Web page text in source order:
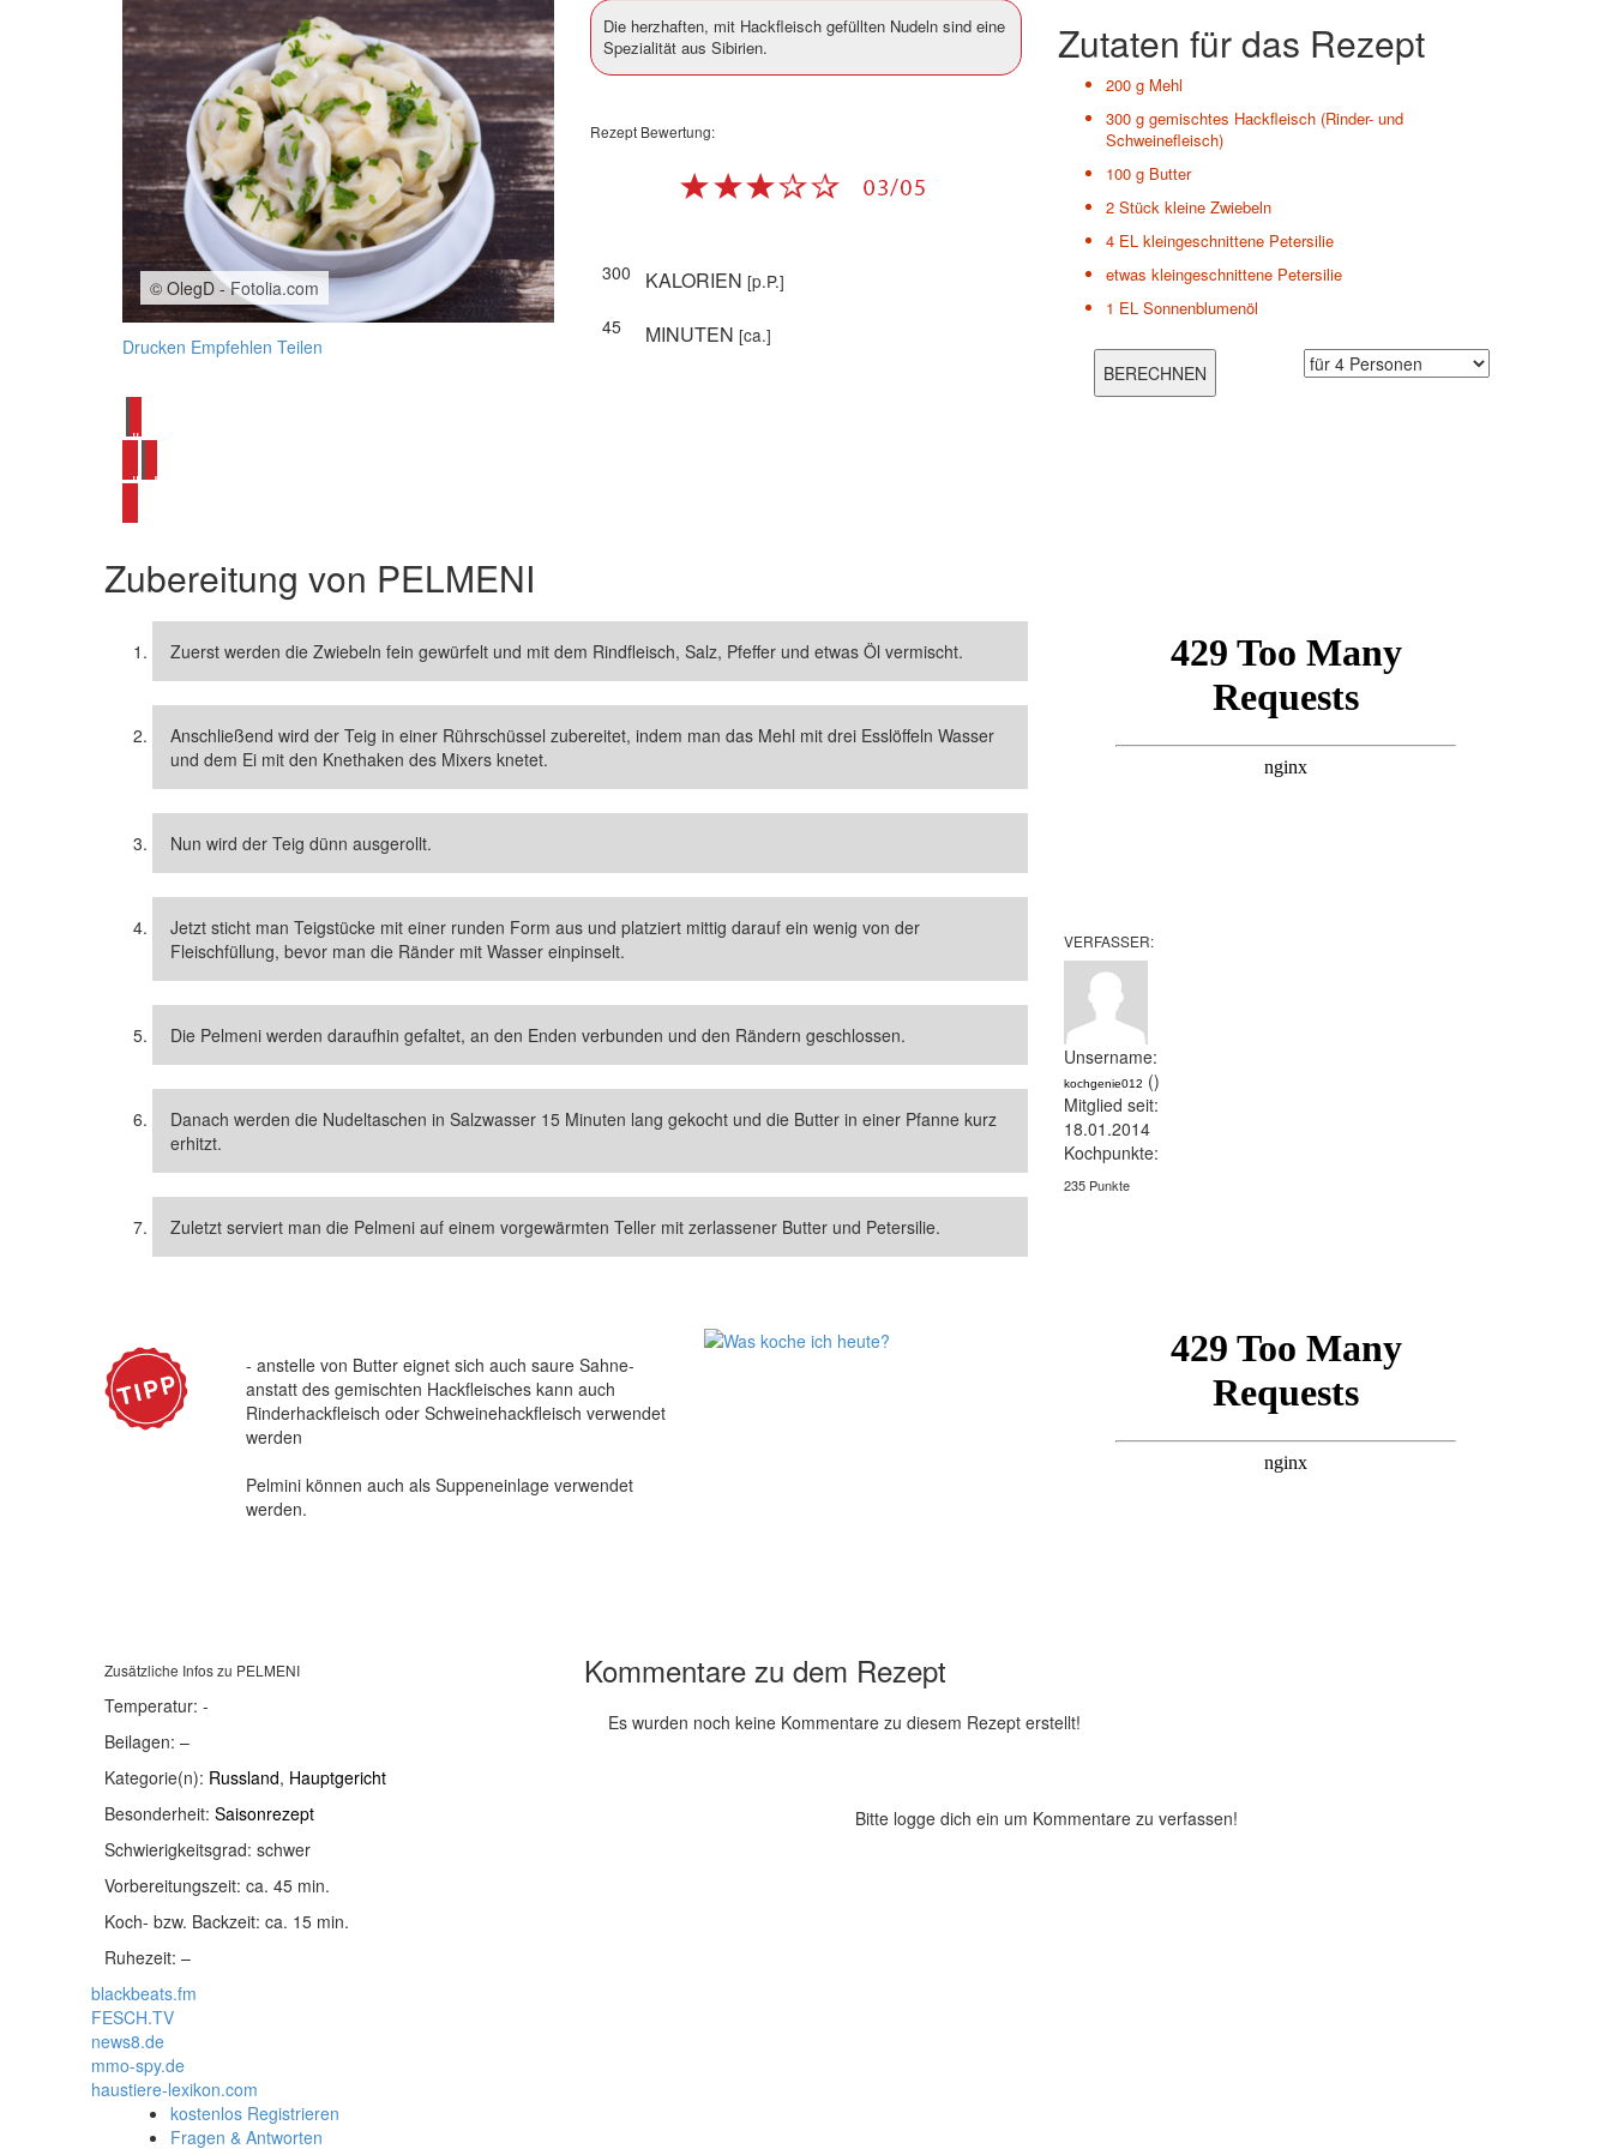
© OlegD - Fotolia.com
Drucken Empfehlen Teilen
Die herzhaften, mit Hackfleisch gefüllten Nudeln sind eine
Spezialität aus Sibirien.
Rezept Bewertung:
300 KALORIEN [p.P.]
45
MINUTEN [ca.]
Zutaten für das Rezept
200 g Mehl
300 g gemischtes Hackfleisch (Rinder- und
Schweinefleisch)
100 g Butter
2 Stück kleine Zwiebeln
4 EL kleingeschnittene Petersilie
etwas kleingeschnittene Petersilie
1 EL Sonnenblumenöl
alle Pasta Rezepte ansehen
alle Hackfleisch Rezepte ansehen
Zubereitung von PELMENI
Zuerst werden die Zwiebeln fein gewürfelt und mit dem Rindfleisch, Salz, Pfeffer und etwas Öl vermischt.
Anschließend wird der Teig in einer Rührschüssel zubereitet, indem man das Mehl mit drei Esslöffeln Wasser
und dem Ei mit den Knethaken des Mixers knetet.
Nun wird der Teig dünn ausgerollt.
Jetzt sticht man Teigstücke mit einer runden Form aus und platziert mittig darauf ein wenig von der
Fleischfüllung, bevor man die Ränder mit Wasser einpinselt.
Die Pelmeni werden daraufhin gefaltet, an den Enden verbunden und den Rändern geschlossen.
Danach werden die Nudeltaschen in Salzwasser 15 Minuten lang gekocht und die Butter in einer Pfanne kurz
erhitzt.
Zuletzt serviert man die Pelmeni auf einem vorgewärmten Teller mit zerlassener Butter und Petersilie.
VERFASSER:
Unsername:
kochgenie012 ()
Mitglied seit:
18.01.2014
Kochpunkte:
235 Punkte
- anstelle von Butter eignet sich auch saure Sahne-
anstatt des gemischten Hackfleisches kann auch
Rinderhackfleisch oder Schweinehackfleisch verwendet
werden
Pelmini können auch als Suppeneinlage verwendet
werden.
Zusätzliche Infos zu PELMENI
Temperatur: -
Beilagen: –
Kategorie(n): Russland, Hauptgericht
Besonderheit: Saisonrezept
Schwierigkeitsgrad: schwer
Vorbereitungszeit: ca. 45 min.
Koch- bzw. Backzeit: ca. 15 min.
Ruhezeit: –
Kommentare zu dem Rezept
Es wurden noch keine Kommentare zu diesem Rezept erstellt!
Bitte logge dich ein um Kommentare zu verfassen!
blackbeats.fm
FESCH.TV
news8.de
mmo-spy.de
haustiere-lexikon.com
kostenlos Registrieren
Fragen & Antworten